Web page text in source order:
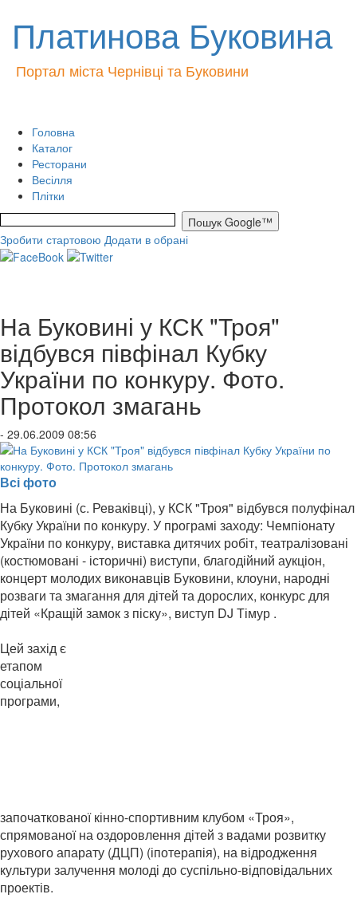
Платинова Буковина
Портал міста Чернівці та Буковини
Головна
Каталог
Ресторани
Весілля
Плітки
Зробити стартовою Додати в обрані
На Буковині у КСК "Троя"
відбувся півфінал Кубку
України по конкуру. Фото.
Протокол змагань
- 29.06.2009 08:56
Всі фото
На Буковині (с. Реваківці), у КСК "Троя" відбувся полуфінал
Кубку України по конкуру. У програмі заходу: Чемпіонату
України по конкуру, виставка дитячих робіт, театралізовані
(костюмовані - історичні) виступи, благодійний аукціон,
концерт молодих виконавців Буковини, клоуни, народні
розваги та змагання для дітей та дорослих, конкурс для
дітей «Кращій замок з піску», виступ DJ Тімур .
Цей захід є
етапом
соціальної
програми,
започаткованої кінно-спортивним клубом «Троя»,
спрямованої на оздоровлення дітей з вадами розвитку
рухового апарату (ДЦП) (іпотерапія), на відродження
культури залучення молоді до суспільно-відповідальних
проектів.